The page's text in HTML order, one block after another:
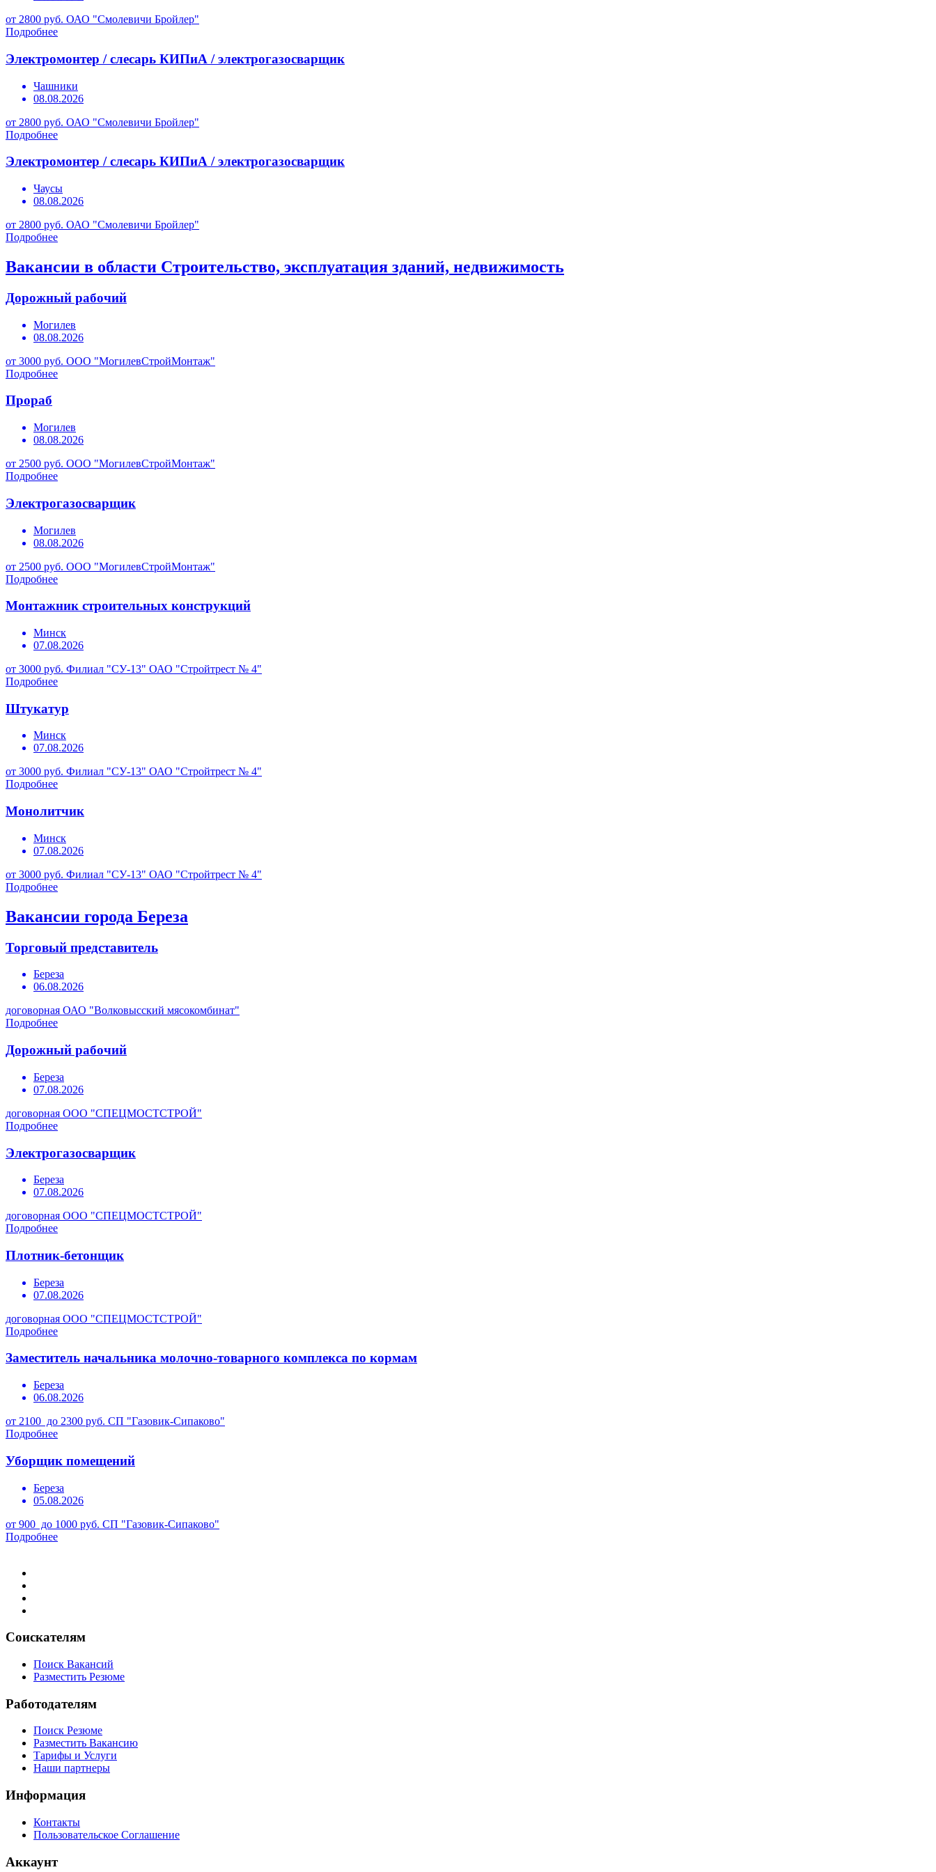
от 2800 руб. ОАО "Смолевичи Бройлер"
Подробнее
Электромонтер / слесарь КИПиА / электрогазосварщик
Чашники
08.08.2026
от 2800 руб. ОАО "Смолевичи Бройлер"
Подробнее
Электромонтер / слесарь КИПиА / электрогазосварщик
Чаусы
08.08.2026
от 2800 руб. ОАО "Смолевичи Бройлер"
Подробнее
Вакансии в области Строительство, эксплуатация зданий, недвижимость
Дорожный рабочий
Могилев
08.08.2026
от 3000 руб. ООО "МогилевСтройМонтаж"
Подробнее
Прораб
Могилев
08.08.2026
от 2500 руб. ООО "МогилевСтройМонтаж"
Подробнее
Электрогазосварщик
Могилев
08.08.2026
от 2500 руб. ООО "МогилевСтройМонтаж"
Подробнее
Монтажник строительных конструкций
Минск
07.08.2026
от 3000 руб. Филиал "СУ-13" ОАО "Стройтрест № 4"
Подробнее
Штукатур
Минск
07.08.2026
от 3000 руб. Филиал "СУ-13" ОАО "Стройтрест № 4"
Подробнее
Монолитчик
Минск
07.08.2026
от 3000 руб. Филиал "СУ-13" ОАО "Стройтрест № 4"
Подробнее
Вакансии города Береза
Торговый представитель
Береза
06.08.2026
договорная ОАО "Волковысский мясокомбинат"
Подробнее
Дорожный рабочий
Береза
07.08.2026
договорная ООО "СПЕЦМОСТСТРОЙ"
Подробнее
Электрогазосварщик
Береза
07.08.2026
договорная ООО "СПЕЦМОСТСТРОЙ"
Подробнее
Плотник-бетонщик
Береза
07.08.2026
договорная ООО "СПЕЦМОСТСТРОЙ"
Подробнее
Заместитель начальника молочно-товарного комплекса по кормам
Береза
06.08.2026
от 2100 до 2300 руб. СП "Газовик-Сипаково"
Подробнее
Уборщик помещений
Береза
05.08.2026
от 900 до 1000 руб. СП "Газовик-Сипаково"
Подробнее
Соискателям
Поиск Вакансий
Разместить Резюме
Работодателям
Поиск Резюме
Разместить Вакансию
Тарифы и Услуги
Наши партнеры
Информация
Контакты
Пользовательское Соглашение
Аккаунт